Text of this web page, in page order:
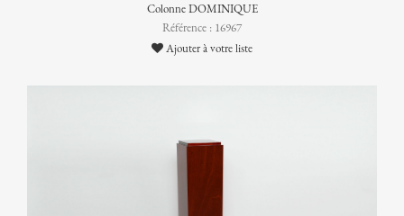
Colonne DOMINIQUE
Référence : 16967
Ajouter à votre liste